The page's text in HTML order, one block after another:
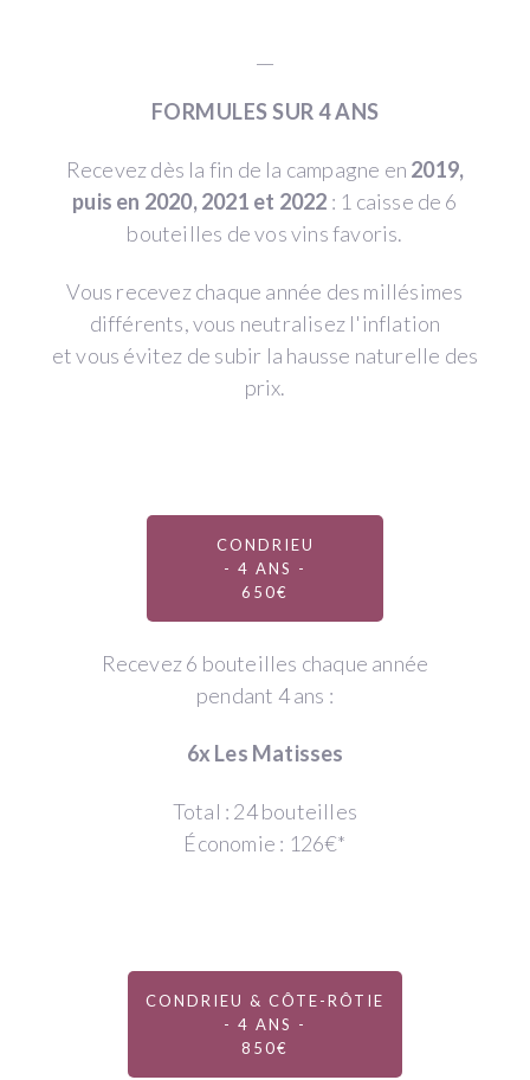
FORMULES SUR 4 ANS
Recevez dès la fin de la campagne en 2019,
puis en 2020, 2021 et 2022 : 1 caisse de 6
bouteilles de vos vins favoris.
Vous recevez chaque année des millésimes
différents, vous neutralisez l'inflation
et vous évitez de subir la hausse naturelle des
prix.
CONDRIEU
- 4 ANS -
650€
Recevez 6 bouteilles chaque année
pendant 4 ans :
6x Les Matisses
Total : 24 bouteilles
Économie : 126€*
CONDRIEU & CÔTE-RÔTIE
- 4 ANS -
850€